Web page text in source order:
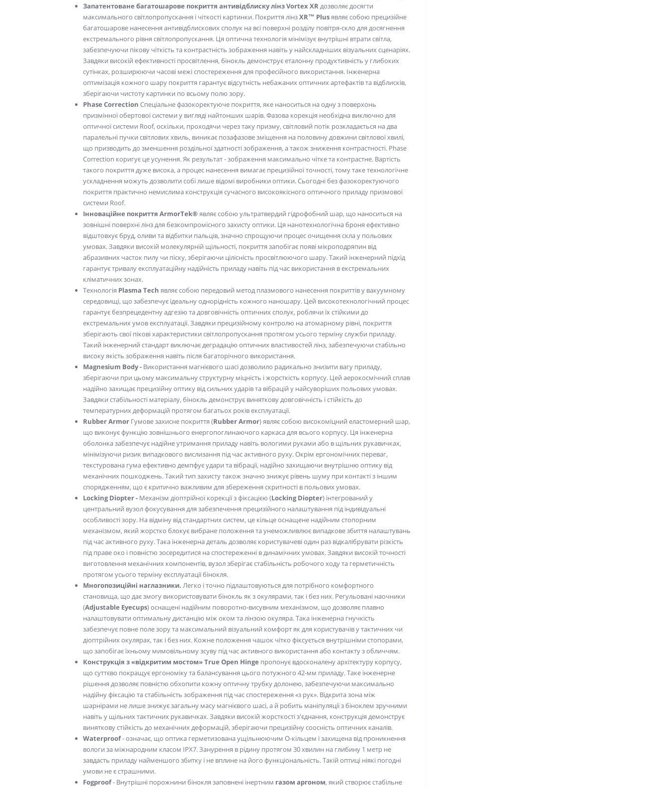
Запатентоване багатошарове покриття антивідблиску лінз Vortex XR дозволяє досягти
максимального світлопропускання і чіткості картинки. Покриття лінзXR™ Plusявляє собою прецизійне
багатошарове нанесення антивідблискових сполук на всі поверхні розділу повітря-скло для досягнення
екстремального рівня світлопропускання. Ця оптична технологія мінімізує внутрішні втрати світла,
забезпечуючи пікову чіткість та контрастність зображення навіть у найскладніших візуальних сценаріях.
Завдяки високій ефективності просвітлення, бінокль демонструє еталонну продуктивність у глибоких
сутінках, розширюючи часові межі спостереження для професійного використання. Інженерна
оптимізація кожного шару покриття гарантує відсутність небажаних оптичних артефактів та відблисків,
зберігаючи чистоту картинки по всьому полю зору.
Phase Correction Спеціальне фазокоректуюче покриття, яке наноситься на одну з поверхонь
призмінної обертової системи у вигляді найтонших шарів. Фазова корекція необхідна виключно для
оптичної системи Roof, оскільки, проходячи через таку призму, світловий потік розкладається на два
паралельні пучки світлових хвиль, виникає позафазове зміщення на половину довжини світлової хвилі,
що призводить до зменшення роздільної здатності зображення, а також зниження контрастності. Phase
Correction коригує це усунення. Як результат - зображення максимально чітке та контрастне. Вартість
такого покриття дуже висока, а процес нанесення вимагає прецизійної точності, тому таке технологічне
ускладнення можуть дозволити собі лише відомі виробники оптики. Сьогодні без фазокоректуючого
покриття практично немислима конструкція сучасного високоякісного оптичного приладу призмової
системи Roof.
Інноваційне покриття ArmorTek® являє собою ультратвердий гідрофобний шар, що наноситься на
зовнішні поверхні лінз для безкомпромісного захисту оптики. Ця нанотехнологічна броня ефективно
відштовхує бруд, оливи та відбитки пальців, значно спрощуючи процес очищення скла у польових
умовах. Завдяки високій молекулярній щільності, покриття запобігає появі мікроподряпин від
абразивних часток пилу чи піску, зберігаючи цілісність просвітлюючого шару. Такий інженерний підхід
гарантує тривалу експлуатаційну надійність приладу навіть під час використання в екстремальних
кліматичних зонах.
Технологія Plasma Tech являє собою передовий метод плазмового нанесення покриттів у вакуумному
середовищі, що забезпечує ідеальну однорідність кожного наношару. Цей високотехнологічний процес
гарантує безпрецедентну адгезію та довговічність оптичних сполук, роблячи їх стійкими до
екстремальних умов експлуатації. Завдяки прецизійному контролю на атомарному рівні, покриття
зберігають свої пікові характеристики світлопропускання протягом усього терміну служби приладу.
Такий інженерний стандарт виключає деградацію оптичних властивостей лінз, забезпечуючи стабільно
високу якість зображення навіть після багаторічного використання.
Magnesium Body - Використання магнієвого шасі дозволило радикально знизити вагу приладу,
зберігаючи при цьому максимальну структурну міцність і жорсткість корпусу. Цей аерокосмічний сплав
надійно захищає прецизійну оптику від сильних ударів та вібрацій у найсуворіших польових умовах.
Завдяки стабільності матеріалу, бінокль демонструє виняткову довговічність і стійкість до
температурних деформацій протягом багатьох років експлуатації.
Rubber Armor Гумове захисне покриття (Rubber Armor) являє собою високоміцний еластомерний шар,
що виконує функцію зовнішнього енергопоглинаючого каркаса для всього корпусу. Ця інженерна
оболонка забезпечує надійне утримання приладу навіть вологими руками або в щільних рукавичках,
мінімізуючи ризик випадкового вислизання під час активного руху. Окрім ергономічних переваг,
текстурована гума ефективно демпфує удари та вібрації, надійно захищаючи внутрішню оптику від
механічних пошкоджень. Такий тип захисту також значно знижує рівень шуму при контакті з іншим
спорядженням, що є критично важливим для збереження скритності в польових умовах.
Locking Diopter - Механізм діоптрійної корекції з фіксацією (Locking Diopter) інтегрований у
центральний вузол фокусування для забезпечення прецизійного налаштування під індивідуальні
особливості зору. На відміну від стандартних систем, це кільце оснащене надійним стопорним
механізмом, який жорстко блокує вибране положення та унеможливлює випадкове збиття налаштувань
під час активного руху. Така інженерна деталь дозволяє користувачеві один раз відкалібрувати різкість
під праве око і повністю зосередитися на спостереженні в динамічних умовах. Завдяки високій точності
виготовлення механічних компонентів, вузол зберігає стабільність робочого ходу та герметичність
протягом усього терміну експлуатації бінокля.
Многопозиційні наглазники. Легко і точно підлаштовуються для потрібного комфортного
становища, що дає змогу використовувати бінокль як з окулярами, так і без них. Регульовані наочники
(Adjustable Eyecups) оснащені надійним поворотно-висувним механізмом, що дозволяє плавно
налаштовувати оптимальну дистанцію між оком та лінзою окуляра. Така інженерна гнучкість
забезпечує повне поле зору та максимальний візуальний комфорт як для користувачів у тактичних чи
діоптрійних окулярах, так і без них. Кожне положення чашок чітко фіксується внутрішніми стопорами,
що запобігає їхньому мимовільному зсуву під час активного використання або контакту з обличчям.
Конструкція з «відкритим мостом»True Open Hinge пропонує вдосконалену архітектуру корпусу,
що суттєво покращує ергономіку та балансування цього потужного 42-мм приладу. Таке інженерне
рішення дозволяє повністю обхопити кожну оптичну трубку долонею, забезпечуючи максимально
надійну фіксацію та стабільність зображення під час спостереження «з рук». Відкрита зона між
шарнірами не лише знижує загальну масу магнієвого шасі, а й робить маніпуляції з біноклем зручними
навіть у щільних тактичних рукавичках. Завдяки високій жорсткості з'єднання, конструкція демонструє
виняткову стійкість до механічних деформацій, зберігаючи прецизійну соосність оптичних каналів.
Waterproof- означає, що оптика герметизована ущільнюючим О-кільцем і захищена від проникнення
вологи за міжнародним класом IPX7. Занурення в рідину протягом 30 хвилин на глибину 1 метр не
завдасть приладу найменшого збитку і не вплине на його функціональність. Такій оптиці ніякі погодні
умови не є страшними.
Fogproof- Внутрішні порожнини бінокля заповнені інертним газом аргоном, який створює стабільне